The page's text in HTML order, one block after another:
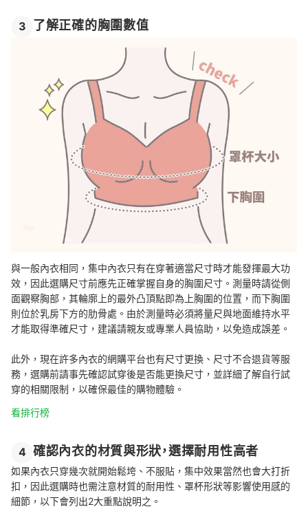
3 了解正確的胸圍數值
與一般內衣相同，集中內衣只有在穿著適當尺寸時才能發揮最大功
效，因此選購尺寸前應先正確掌握自身的胸圍尺寸。測量時請從側
面觀察胸部，其輪廓上的最外凸頂點即為上胸圍的位置，而下胸圍
則位於乳房下方的肋骨處。由於測量時必須將量尺與地面維持水平
才能取得準確尺寸，建議請親友或專業人員協助，以免造成誤差。
此外，現在許多內衣的網購平台也有尺寸更換、尺寸不合退貨等服
務，選購前請事先確認試穿後是否能更換尺寸，並詳細了解自行試
穿的相關限制，以確保最佳的購物體驗。
看排行榜
4 確認內衣的材質與形狀，選擇耐用性高者
如果內衣只穿幾次就開始鬆垮、不服貼，集中效果當然也會大打折
扣，因此選購時也需注意材質的耐用性、罩杯形狀等影響使用感的
細節，以下會列出2大重點說明之。